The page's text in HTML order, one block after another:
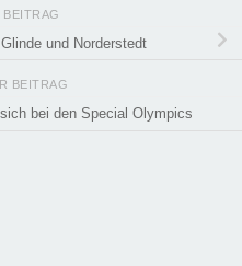
BEITRAG
und Norderstedt
BEITRAG
bei den Special Olympics